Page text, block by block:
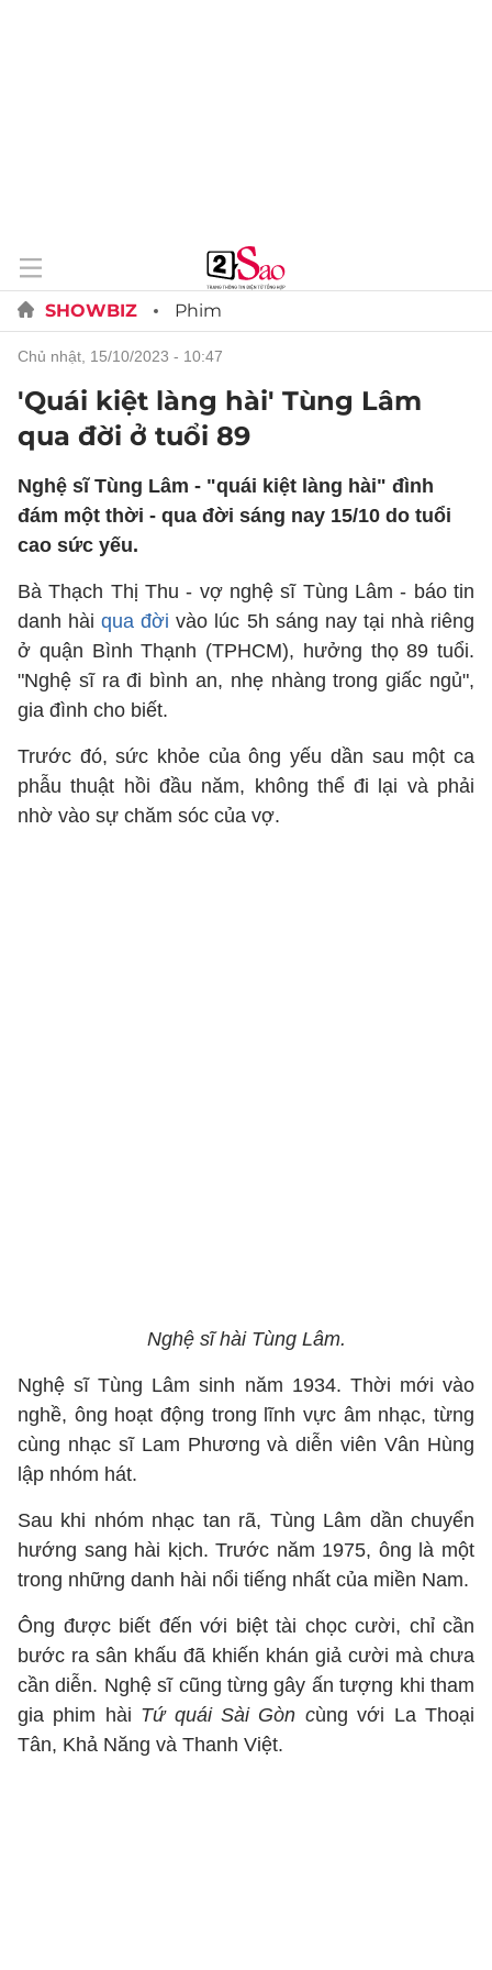
SHOWBIZ Phim
chủ nhật, 15/10/2023 - 10:47
'Quái kiệt làng hài' Tùng Lâm
qua đời ở tuổi 89
Nghệ sĩ Tùng Lâm - "quái kiệt làng hài" đình
đám một thời - qua đời sáng nay 15/10 do tuổi
cao sức yếu.
Bà Thạch Thị Thu - vợ nghệ sĩ Tùng Lâm - báo tin
danh hàiqua đời vào lúc 5h sáng nay tại nhà riêng
ở quận Bình Thạnh (TPHCM), hưởng thọ 89 tuổi.
"Nghệ sĩ ra đi bình an, nhẹ nhàng trong giấc ngủ",
gia đình cho biết.
Trước đó, sức khỏe của ông yếu dần sau một ca
phẫu thuật hồi đầu năm, không thể đi lại và phải
nhờ vào sự chăm sóc của vợ.
Nghệ sĩ hài Tùng Lâm.
Nghệ sĩ Tùng Lâm sinh năm 1934. Thời mới vào
nghề, ông hoạt động trong lĩnh vực âm nhạc, từng
cùng nhạc sĩ Lam Phương và diễn viên Vân Hùng
lập nhóm hát.
Sau khi nhóm nhạc tan rã, Tùng Lâm dần chuyển
hướng sang hài kịch. Trước năm 1975, ông là một
trong những danh hài nổi tiếng nhất của miền Nam.
Ông được biết đến với biệt tài chọc cười, chỉ cần
bước ra sân khấu đã khiến khán giả cười mà chưa
cần diễn. Nghệ sĩ cũng từng gây ấn tượng khi tham
gia phim hài Tứ quái Sài Gòn cùng với La Thoại
Tân, Khả Năng và Thanh Việt.